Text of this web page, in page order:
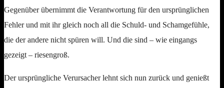
Gegenüber übernimmt die Verantwortung für den ursprünglichen
Fehler und mit ihr gleich noch all die Schuld- und Schamgefühle,
die der andere nicht spüren will. Und die sind – wie eingangs
gezeigt – riesengroß.
Der ursprüngliche Verursacher lehnt sich nun zurück und genießt